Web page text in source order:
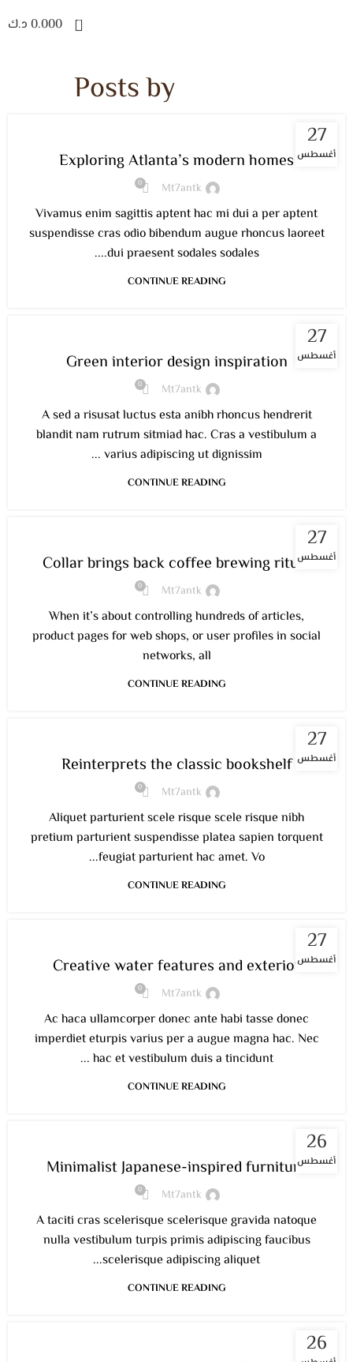
0
0.000 د.ك
Posts by
27
أغسطس
DECORATION
Exploring Atlanta’s modern homes
Mt7antk
0
Vivamus enim sagittis aptent hac mi dui a per aptent
suspendisse cras odio bibendum augue rhoncus laoreet
dui praesent sodales sodales....
CONTINUE READING
27
أغسطس
INSPIRATION
Green interior design inspiration
Mt7antk
0
A sed a risusat luctus esta anibh rhoncus hendrerit
blandit nam rutrum sitmiad hac. Cras a vestibulum a
varius adipiscing ut dignissim ...
CONTINUE READING
27
أغسطس
FURNITURE
Collar brings back coffee brewing ritual
Mt7antk
0
When it’s about controlling hundreds of articles,
product pages for web shops, or user profiles in social
networks, all
CONTINUE READING
27
أغسطس
DESIGN TRENDS
Reinterprets the classic bookshelf
Mt7antk
0
Aliquet parturient scele risque scele risque nibh
pretium parturient suspendisse platea sapien torquent
feugiat parturient hac amet. Vo...
CONTINUE READING
27
أغسطس
DECORATION
Creative water features and exterior
Mt7antk
0
Ac haca ullamcorper donec ante habi tasse donec
imperdiet eturpis varius per a augue magna hac. Nec
hac et vestibulum duis a tincidunt ...
CONTINUE READING
26
أغسطس
INSPIRATION
Minimalist Japanese-inspired furniture
Mt7antk
0
A taciti cras scelerisque scelerisque gravida natoque
nulla vestibulum turpis primis adipiscing faucibus
scelerisque adipiscing aliquet...
CONTINUE READING
26
DECORATION